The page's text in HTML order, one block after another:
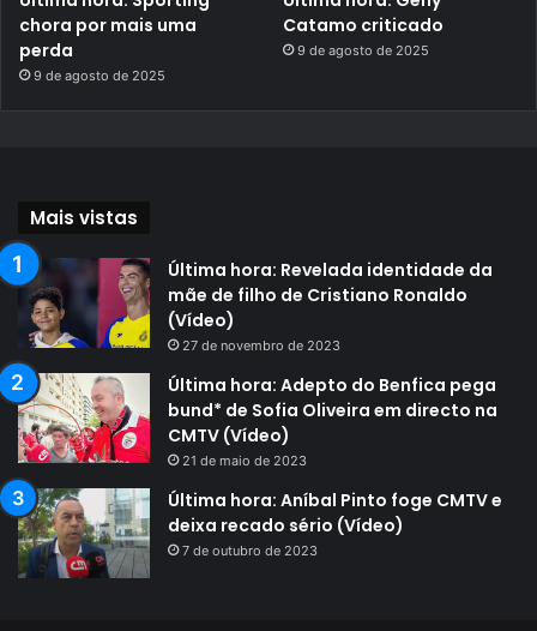
chora por mais uma
perda
9 de agosto de 2025
Catamo criticado
9 de agosto de 2025
Mais vistas
Última hora: Revelada identidade da
mãe de filho de Cristiano Ronaldo
(Vídeo)
27 de novembro de 2023
Última hora: Adepto do Benfica pega
bund* de Sofia Oliveira em directo na
CMTV (Vídeo)
21 de maio de 2023
Última hora: Aníbal Pinto foge CMTV e
deixa recado sério (Vídeo)
7 de outubro de 2023